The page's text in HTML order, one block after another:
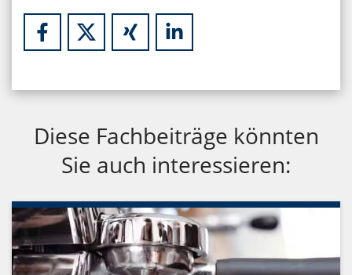
Diese Fachbeiträge könnten
Sie auch interessieren: